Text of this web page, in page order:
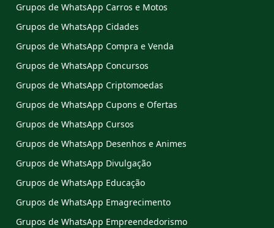
Grupos de WhatsApp Carros e Motos
Grupos de WhatsApp Cidades
Grupos de WhatsApp Compra e Venda
Grupos de WhatsApp Concursos
Grupos de WhatsApp Criptomoedas
Grupos de WhatsApp Cupons e Ofertas
Grupos de WhatsApp Cursos
Grupos de WhatsApp Desenhos e Animes
Grupos de WhatsApp Divulgação
Grupos de WhatsApp Educação
Grupos de WhatsApp Emagrecimento
Grupos de WhatsApp Empreendedorismo